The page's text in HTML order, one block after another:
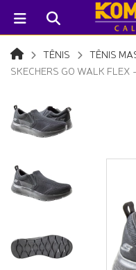
TÊNIS TÊNIS
SKECHERS GO WALK FLEX